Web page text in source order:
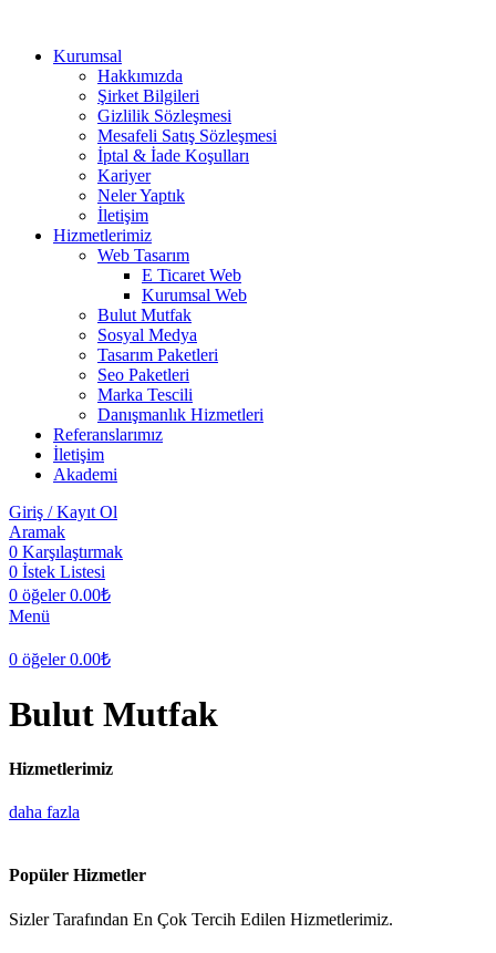
Kurumsal
Hakkımızda
Şirket Bilgileri
Gizlilik Sözleşmesi
Mesafeli Satış Sözleşmesi
İptal & İade Koşulları
Kariyer
Neler Yaptık
İletişim
Hizmetlerimiz
Web Tasarım
E Ticaret Web
Kurumsal Web
Bulut Mutfak
Sosyal Medya
Tasarım Paketleri
Seo Paketleri
Marka Tescili
Danışmanlık Hizmetleri
Referanslarımız
İletişim
Akademi
Giriş / Kayıt Ol
Aramak
0 Karşılaştırmak
0 İstek Listesi
0 öğeler 0.00₺
Menü
0 öğeler 0.00₺
Bulut Mutfak
Hizmetlerimiz
daha fazla
Popüler Hizmetler
Sizler Tarafından En Çok Tercih Edilen Hizmetlerimiz.